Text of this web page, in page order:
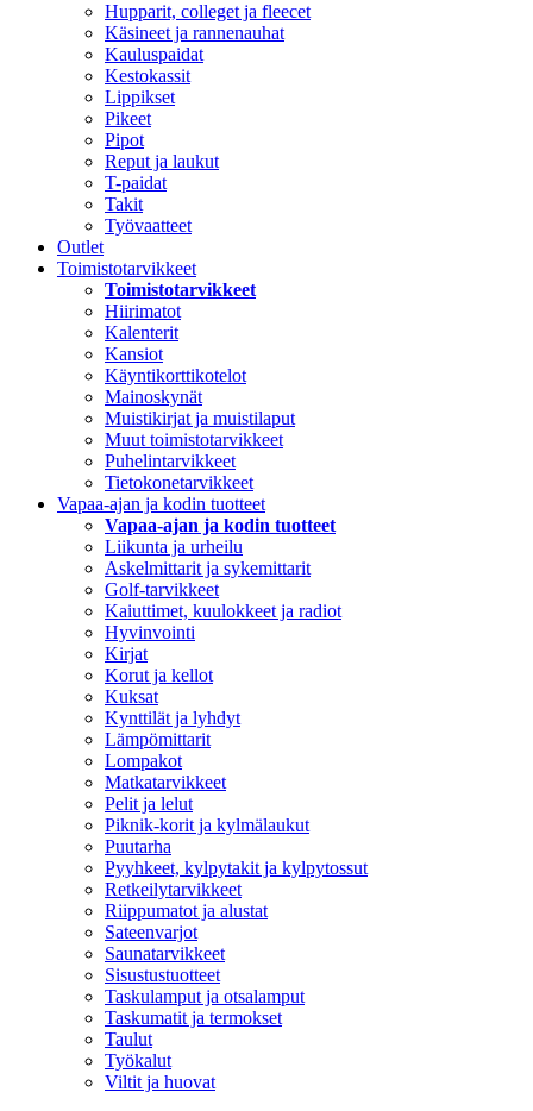
Hupparit, colleget ja fleecet
Käsineet ja rannenauhat
Kauluspaidat
Kestokassit
Lippikset
Pikeet
Pipot
Reput ja laukut
T-paidat
Takit
Työvaatteet
Outlet
Toimistotarvikkeet
Toimistotarvikkeet
Hiirimatot
Kalenterit
Kansiot
Käyntikorttikotelot
Mainoskynät
Muistikirjat ja muistilaput
Muut toimistotarvikkeet
Puhelintarvikkeet
Tietokonetarvikkeet
Vapaa-ajan ja kodin tuotteet
Vapaa-ajan ja kodin tuotteet
Liikunta ja urheilu
Askelmittarit ja sykemittarit
Golf-tarvikkeet
Kaiuttimet, kuulokkeet ja radiot
Hyvinvointi
Kirjat
Korut ja kellot
Kuksat
Kynttilät ja lyhdyt
Lämpömittarit
Lompakot
Matkatarvikkeet
Pelit ja lelut
Piknik-korit ja kylmälaukut
Puutarha
Pyyhkeet, kylpytakit ja kylpytossut
Retkeilytarvikkeet
Riippumatot ja alustat
Sateenvarjot
Saunatarvikkeet
Sisustustuotteet
Taskulamput ja otsalamput
Taskumatit ja termokset
Taulut
Työkalut
Viltit ja huovat